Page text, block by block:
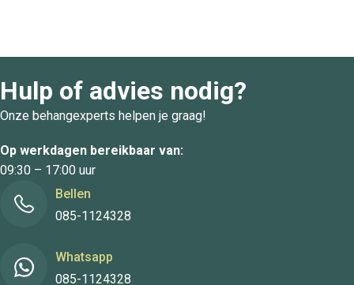
Hulp of advies nodig?
Onze behangexperts helpen je graag!
Op werkdagen bereikbaar van:
09:30 – 17:00 uur
Bellen
085-1124328
Whatsapp
085-1124328